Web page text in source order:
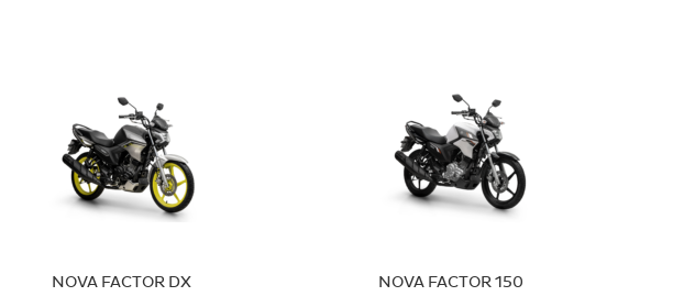
NOVA FACTOR DX NOVA FACTOR 150